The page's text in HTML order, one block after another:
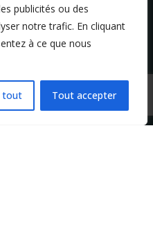
publicités ou des
notre trafic. En cliquant
à ce que nous
tout Tout accepter
traversiere.comDesign by Agenz